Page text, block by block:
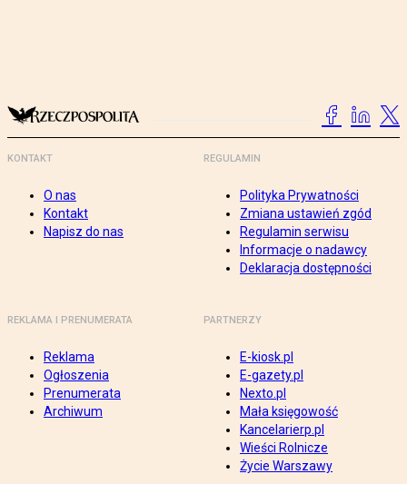
KONTAKT
O nas
Kontakt
Napisz do nas
REGULAMIN
Polityka Prywatności
Zmiana ustawień zgód
Regulamin serwisu
Informacje o nadawcy
Deklaracja dostępności
REKLAMA I PRENUMERATA
Reklama
Ogłoszenia
Prenumerata
Archiwum
PARTNERZY
E-kiosk.pl
E-gazety.pl
Nexto.pl
Mała księgowość
Kancelarierp.pl
Wieści Rolnicze
Życie Warszawy